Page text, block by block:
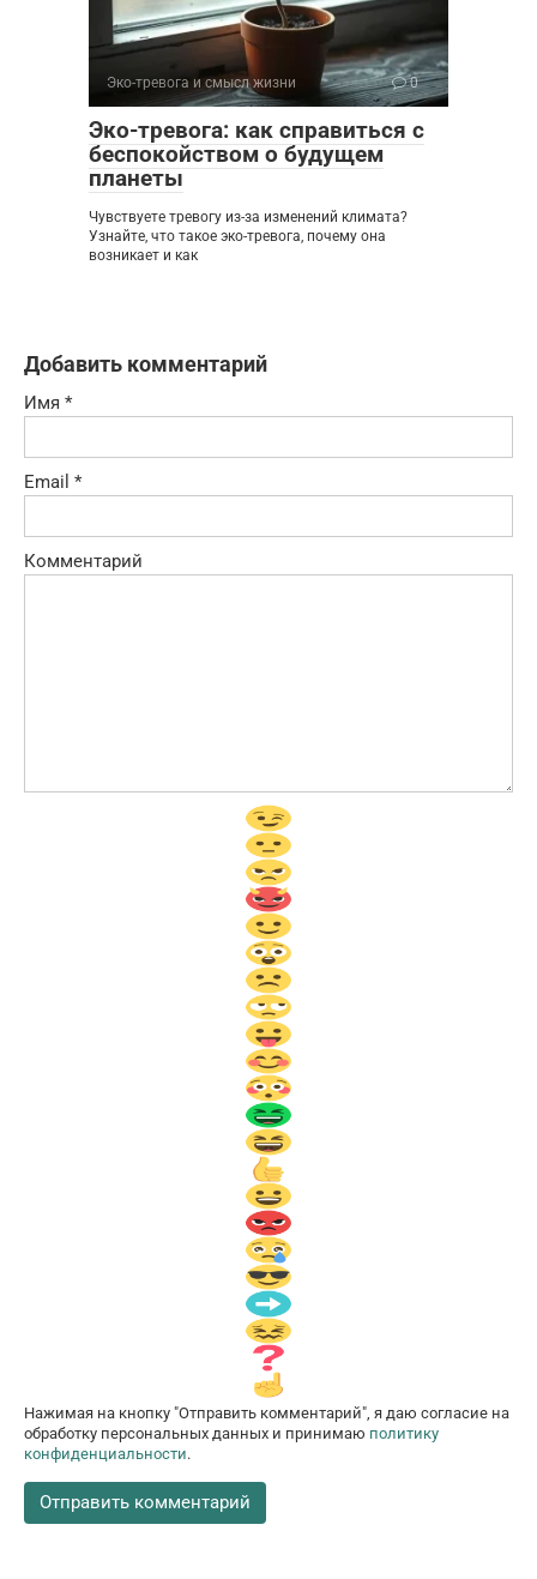
Эко-тревога и смысл жизни 0
Эко-тревога: как справиться с
беспокойством о будущем
планеты
Чувствуете тревогу из-за изменений климата?
Узнайте, что такое эко-тревога, почему она
возникает и как
Добавить комментарий
Имя *
Email *
Комментарий
Нажимая на кнопку "Отправить комментарий", я даю согласие на
обработку персональных данных и принимаю политику
конфиденциальности.